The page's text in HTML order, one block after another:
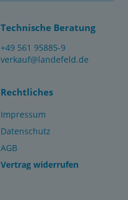
Technische Beratung
+49 561 95885-9
verkauf@landefeld.de
Rechtliches
Impressum
Datenschutz
AGB
Vertrag widerrufen